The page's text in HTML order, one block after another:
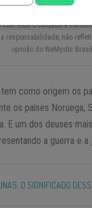
com todo o cuidado e
responsabilidade, não
opinião do WeMystic Brasil.
como origem os
os países Noruega,
E um dos deuses
a guerra e a
O SIGNIFICADO